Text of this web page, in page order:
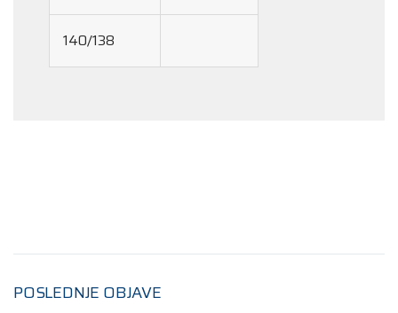
140/138
POSLEDNJE OBJAVE